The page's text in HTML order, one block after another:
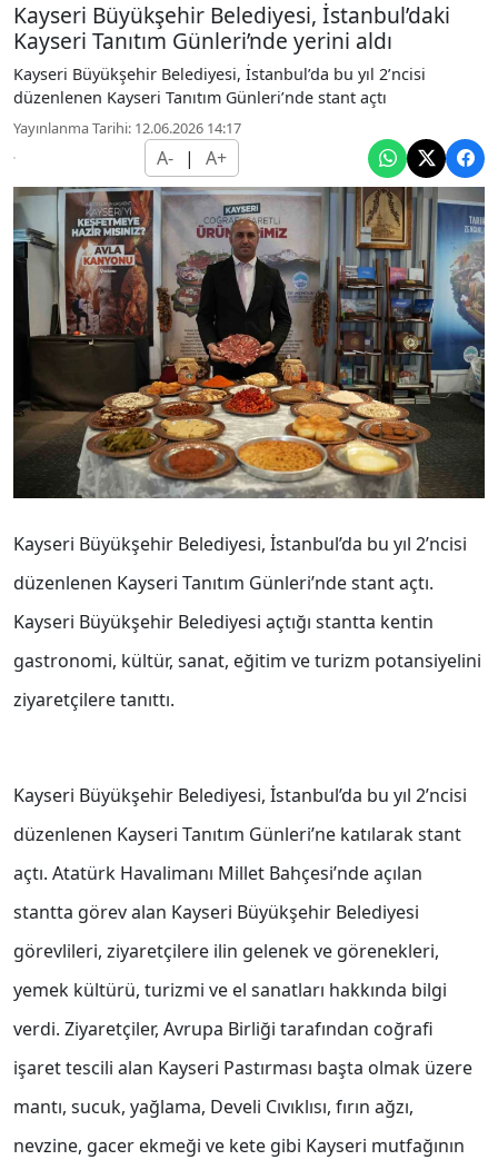
Kayseri Büyükşehir Belediyesi, İstanbul’daki
Kayseri Tanıtım Günleri’nde yerini aldı
Kayseri Büyükşehir Belediyesi, İstanbul’da bu yıl 2’ncisi
düzenlenen Kayseri Tanıtım Günleri’nde stant açtı
Yayınlanma Tarihi: 12.06.2026 14:17
A- | A+
Kayseri Büyükşehir Belediyesi, İstanbul’da bu yıl 2’ncisi
düzenlenen Kayseri Tanıtım Günleri’nde stant açtı.
Kayseri Büyükşehir Belediyesi açtığı stantta kentin
gastronomi, kültür, sanat, eğitim ve turizm potansiyelini
ziyaretçilere tanıttı.
Kayseri Büyükşehir Belediyesi, İstanbul’da bu yıl 2’ncisi
düzenlenen Kayseri Tanıtım Günleri’ne katılarak stant
açtı. Atatürk Havalimanı Millet Bahçesi’nde açılan
stantta görev alan Kayseri Büyükşehir Belediyesi
görevlileri, ziyaretçilere ilin gelenek ve görenekleri,
yemek kültürü, turizmi ve el sanatları hakkında bilgi
verdi. Ziyaretçiler, Avrupa Birliği tarafından coğrafi
işaret tescili alan Kayseri Pastırması başta olmak üzere
mantı, sucuk, yağlama, Develi Cıvıklısı, fırın ağzı,
nevzine, gacer ekmeği ve kete gibi Kayseri mutfağının